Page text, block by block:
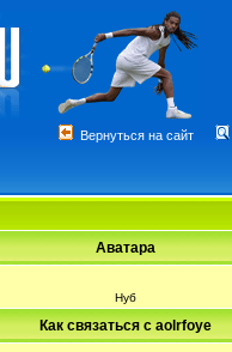
Вернуться на сайт
Аватара
Нуб
Как связаться с aolrfoye